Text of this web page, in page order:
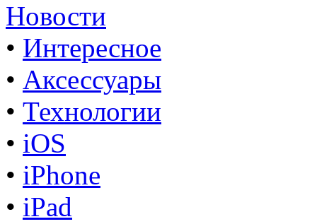
Новости
• Интересное
• Аксессуары
• Технологии
• iOS
• iPhone
• iPad